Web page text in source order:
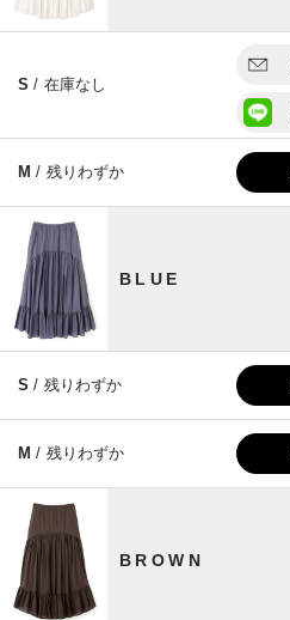
S / 在庫なし
M / 残りわずか
BLUE
S / 残りわずか
M / 残りわずか
BROWN